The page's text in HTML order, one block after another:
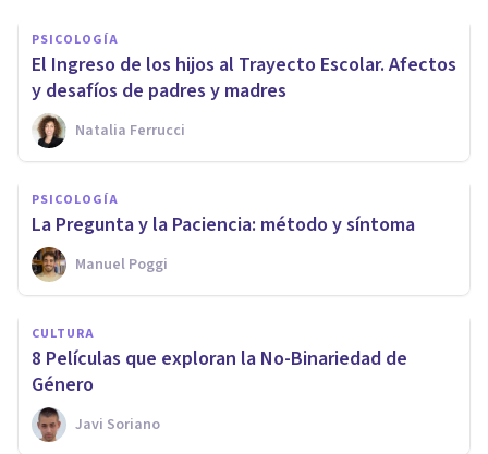
PSICOLOGÍA
El Ingreso de los hijos al Trayecto Escolar. Afectos
y desafíos de padres y madres
Natalia Ferrucci
PSICOLOGÍA
La Pregunta y la Paciencia: método y síntoma
Manuel Poggi
CULTURA
8 Películas que exploran la No-Binariedad de
Género
Javi Soriano